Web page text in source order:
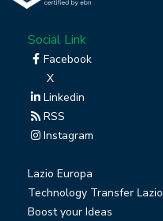
Social Link
Facebook
X
Linkedin
RSS
Instagram
Lazio Europa
Technology Transfer Lazio
Boost your Ideas